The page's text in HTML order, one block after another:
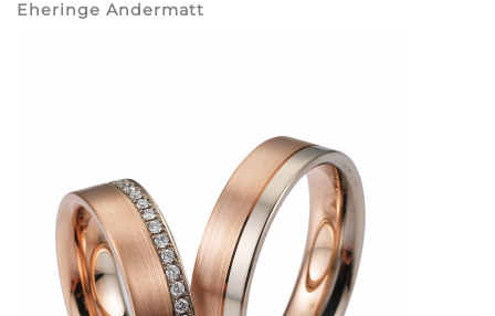
Eheringe Andermatt